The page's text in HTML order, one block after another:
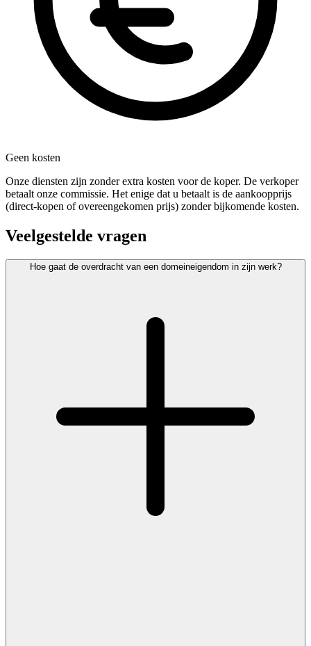
Geen kosten
Onze diensten zijn zonder extra kosten voor de koper. De verkoper
betaalt onze commissie. Het enige dat u betaalt is de aankoopprijs
(direct-kopen of overeengekomen prijs) zonder bijkomende kosten.
Veelgestelde vragen
Hoe gaat de overdracht van een domeineigendom in zijn werk?